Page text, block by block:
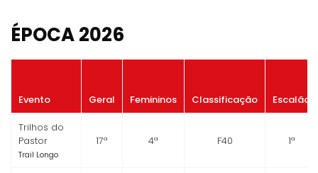
ÉPOCA 2026
Evento Geral Femininos Classificação Escalão
Trilhos do
Pastor
Trail Longo
17ª 4ª F40 1ª